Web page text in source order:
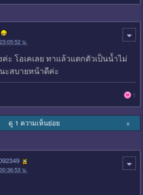
น.
ค่ะ โอเคเลย ทาแล้วแตกตัวเป็นน้ำไม่
ะสบายหน้าดีค่ะ
1
ดู 1 ความเห็นย่อย ∨
น.